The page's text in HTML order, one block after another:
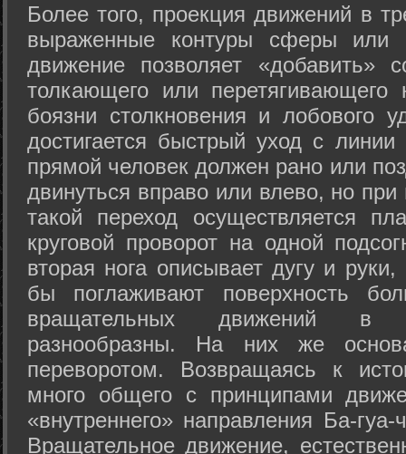
Более того, проекция движений в
выраженные контуры сферы или
движение позволяет «добавить»
толкающего или перетягивающего
боязни столкновения и лобового
достигается быстрый уход с
прямой человек должен рано или
двинуться вправо или влево, но
такой переход осуществляется
круговой проворот на одной
вторая нога описывает дугу и
бы поглаживают поверхность
вращательных движений в
разнообразны. На них же
переворотом. Возвращаясь к
много общего с принципами
«внутреннего» направления Ба-
Вращательное движение,